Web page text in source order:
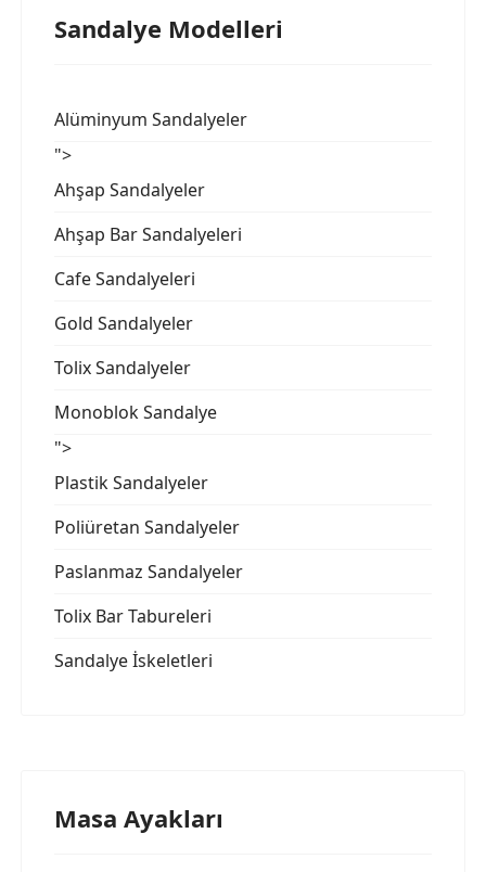
Sandalye Modelleri
Alüminyum Sandalyeler
">
Ahşap Sandalyeler
Ahşap Bar Sandalyeleri
Cafe Sandalyeleri
Gold Sandalyeler
Tolix Sandalyeler
Monoblok Sandalye
">
Plastik Sandalyeler
Poliüretan Sandalyeler
Paslanmaz Sandalyeler
Tolix Bar Tabureleri
Sandalye İskeletleri
Masa Ayakları